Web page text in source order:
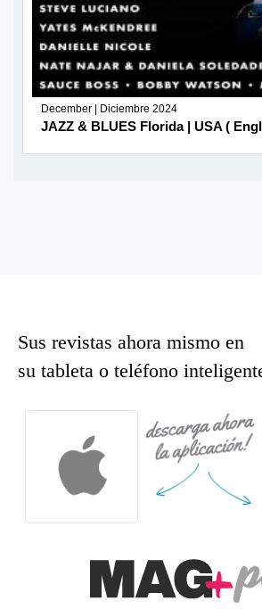
December | Diciembre 2024
JAZZ & BLUES Florida | USA (
Sus revistas ahora mismo en
su tableta o teléfono